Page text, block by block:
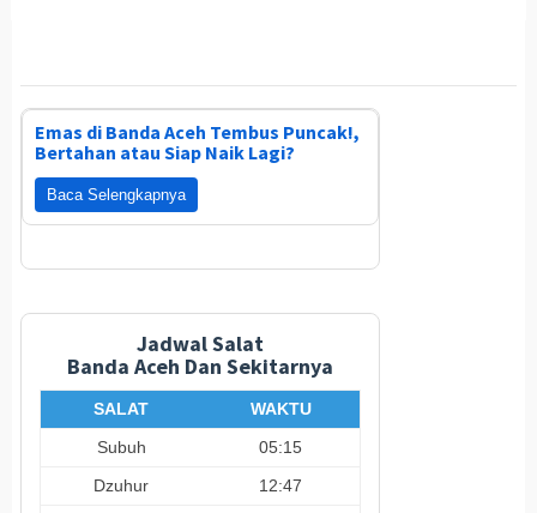
Emas di Banda Aceh Tembus Puncak!,
Bertahan atau Siap Naik Lagi?
Baca Selengkapnya
Jadwal Salat
Banda Aceh Dan Sekitarnya
SALAT
WAKTU
Subuh
05:15
Dzuhur
12:47